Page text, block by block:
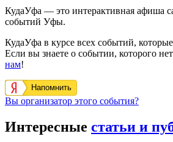
КудаУфа — это интерактивная афиша
событий Уфы.
КудаУфа в курсе всех событий,
Если вы знаете о событии, которого
нам!
Напомнить
Вы организатор этого события?
Интересные статьи и